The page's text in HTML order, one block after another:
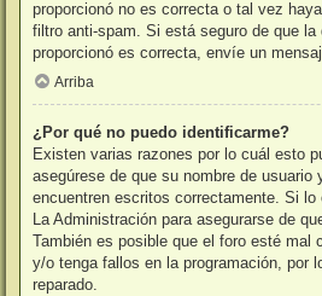
proporcionó no es correcta o tal vez
filtro anti-spam. Si está seguro de que la
proporcionó es correcta, envíe un
Arriba
¿Por qué no puedo identificarme?
Existen varias razones por lo cuál esto
asegúrese de que su nombre de usuario
encuentren escritos correctamente. Si
La Administración para asegurarse de
También es posible que el foro esté mal
y/o tenga fallos en la programación, por
reparado.